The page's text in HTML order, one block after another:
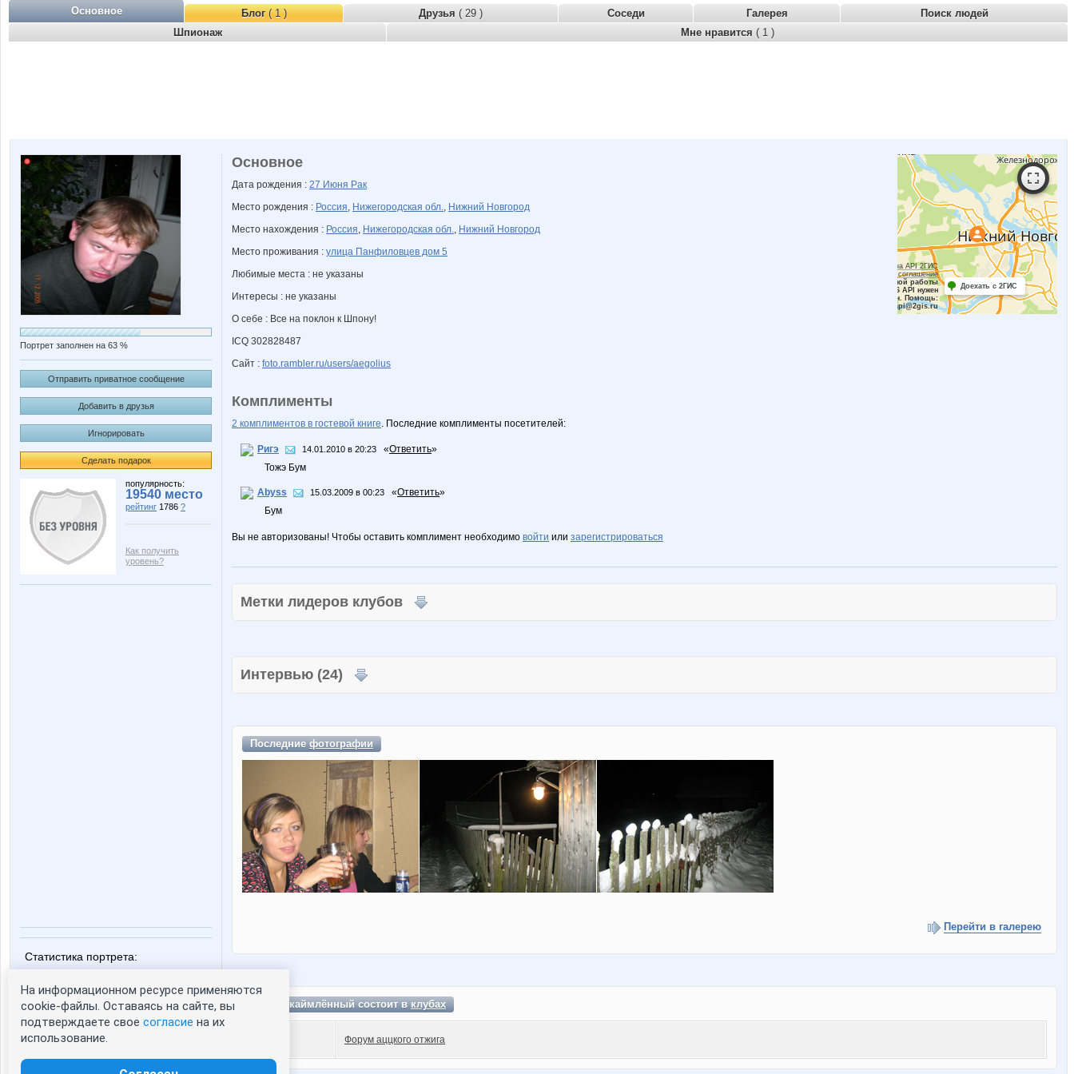
Основное Блог( 1 ) Друзья ( 29 ) Соседи Галерея
Поиск людей
Шпионаж
Мне нравится ( 1 )
Портрет заполнен на 63 %
Отправить приватное сообщение
Добавить в друзья
Игнорировать
Сделать подарок
популярность:
19540 место
рейтинг 1786 ?
Как получить
уровень?
Статистика портрета:
зарегистрированные пользователи
посетившие портрет за 7 дней - 0
Работает на API 2ГИС
Лицензионное соглашение
Для корректной работы
Raster JS API нужен
ключ. Помощь:
api@2gis.ru
Доехать с 2ГИС
Основное
Дата рождения : 27 Июня Рак
Место рождения : Россия, Нижегородская обл., Нижний Новгород
Место нахождения : Россия, Нижегородская обл., Нижний Новгород
Место проживания : улица Панфиловцев дом 5
Любимые места : не указаны
Интересы : не указаны
О себе : Все на поклон к Шпону!
ICQ 302828487
Сайт : foto.rambler.ru/users/aegolius
Комплименты
2 комплиментов в гостевой книге. Последние комплименты посетителей:
Ригэ 14.01.2010 в 20:23 «Ответить»
Тожэ Бум
Abyss 15.03.2009 в 00:23 «Ответить»
Бум
Вы не авторизованы! Чтобы оставить комплимент необходимо войти или зарегистрироваться
Метки лидеров клубов
Интервью (24)
Последниефотографии
Перейти в галерею
Шпон окаймлённый состоит вклубах
Форум аццкого отжига
На информационном ресурсе применяются
cookie-файлы. Оставаясь на сайте, вы
подтверждаете свое согласие на их
использование.